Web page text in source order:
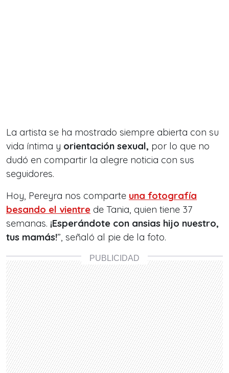
La artista se ha mostrado siempre abierta con su
vida íntima y orientación sexual, por lo que no
dudó en compartir la alegre noticia con sus
seguidores.
Hoy, Pereyra nos comparte una fotografía
besando el vientre de Tania, quien tiene 37
semanas. ¡Esperándote con ansias hijo nuestro,
tus mamás!”, señaló al pie de la foto.